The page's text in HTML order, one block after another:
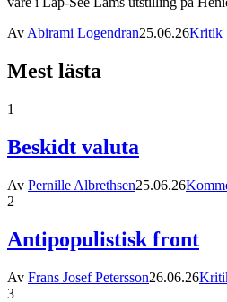
Av Abirami Logendran25.06.26Kritik
Mest lästa
1
Beskidt valuta
Av Pernille Albrethsen25.06.26
2
Antipopulistisk front
Av Frans Josef Petersson26.06.26
3